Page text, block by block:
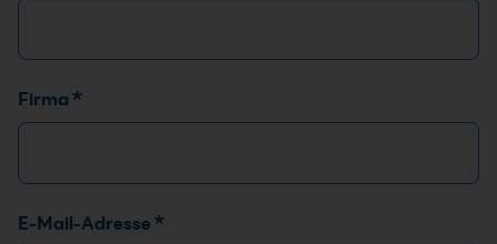
D
S
V
-
Firma *
E-Mail-Adresse *